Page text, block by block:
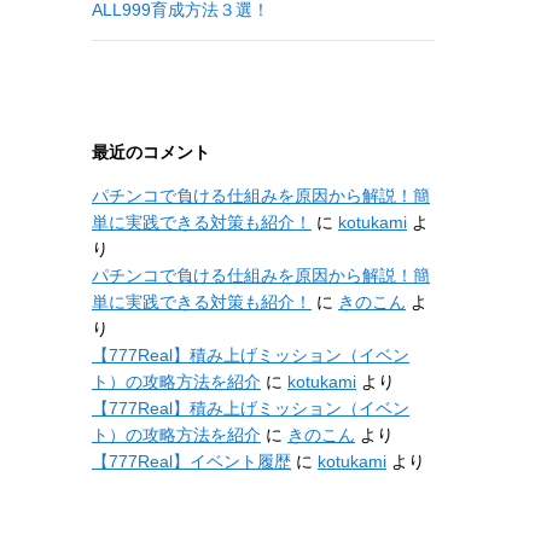
ALL999育成方法３選！
最近のコメント
パチンコで負ける仕組みを原因から解説！簡
単に実践できる対策も紹介！
に kotukami よ
り
パチンコで負ける仕組みを原因から解説！簡
単に実践できる対策も紹介！
に きのこん よ
り
【777Real】積み上げミッション（イベン
ト）の攻略方法を紹介 に kotukami より
【777Real】積み上げミッション（イベン
ト）の攻略方法を紹介 に きのこん より
【777Real】イベント履歴 に kotukami より